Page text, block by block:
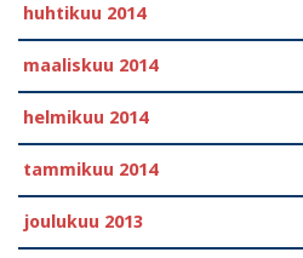
huhtikuu 2014
maaliskuu 2014
helmikuu 2014
tammikuu 2014
joulukuu 2013